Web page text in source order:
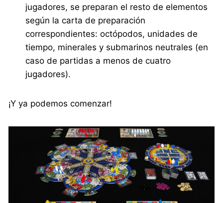
jugadores, se preparan el resto de elementos
según la carta de preparación
correspondientes: octópodos, unidades de
tiempo, minerales y submarinos neutrales (en
caso de partidas a menos de cuatro
jugadores).
¡Y ya podemos comenzar!